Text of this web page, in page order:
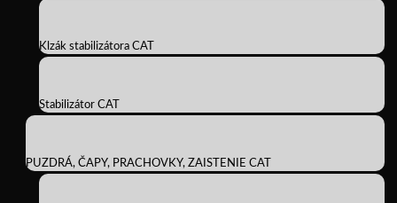
Klzák stabilizátora CAT
Stabilizátor CAT
PUZDRÁ, ČAPY, PRACHOVKY, ZAISTENIE CAT